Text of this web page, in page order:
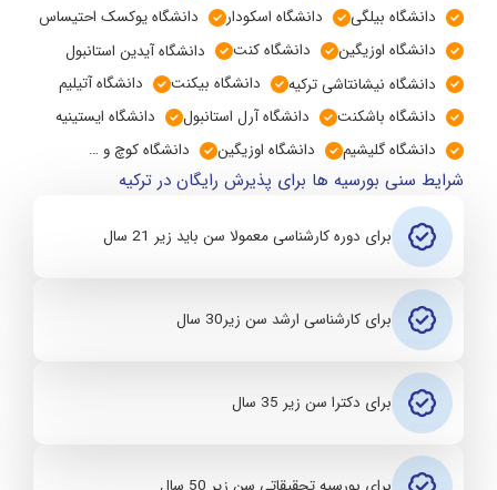
دانشگاه بیلگی
دانشگاه اسکودار
دانشگاه یوکسک احتیساس
دانشگاه اوزیگین
دانشگاه کنت
دانشگاه آیدین استانبول
دانشگاه نیشانتاشی ترکیه
دانشگاه بیکنت
دانشگاه آتیلیم
دانشگاه باشکنت
دانشگاه آرل استانبول
دانشگاه ایستینیه
دانشگاه گلیشیم
دانشگاه اوزیگین دانشگاه کوچ و …
شرایط سنی بورسیه ها برای پذیرش رایگان در ترکیه
برای دوره کارشناسی معمولا سن باید زیر 21 سال
برای کارشناسی ارشد سن زیر30 سال
برای دکترا سن زیر 35 سال